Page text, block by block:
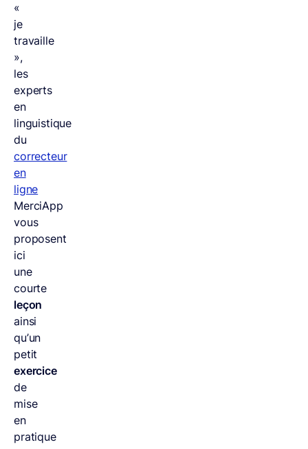
«
je
travaille
»,
les
experts
en
linguistique
du
correcteur
en
ligne
MerciApp
vous
proposent
ici
une
courte
leçon
ainsi
qu’un
petit
exercice
de
mise
en
pratique